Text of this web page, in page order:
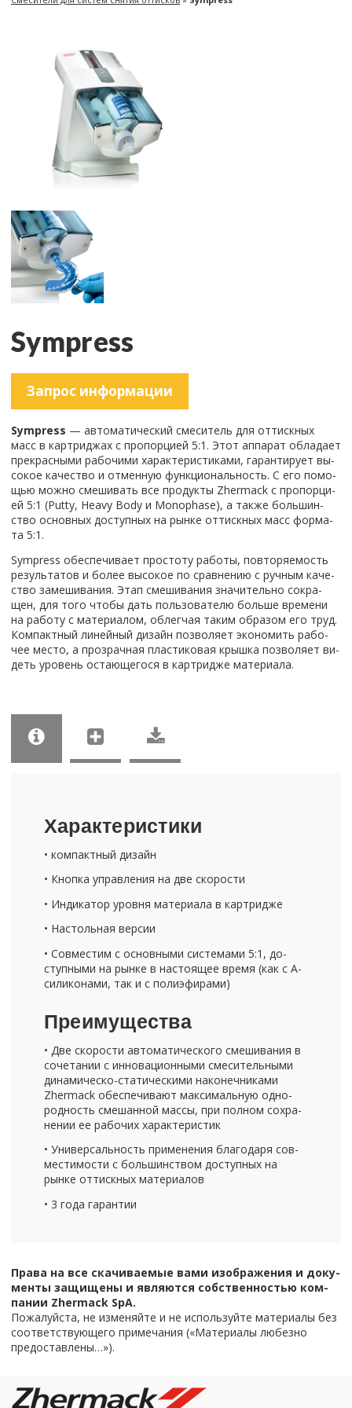
Sympress
За­прос ин­фор­ма­ции
Sympress — ав­то­ма­ти­че­ский сме­си­тель для от­тиск­ных
масс в кар­три­джах с про­пор­ци­ей 5:1. Этот ап­па­рат об­ла­да­ет
пре­крас­ны­ми ра­бо­чи­ми ха­рак­те­ри­сти­ка­ми, га­ран­ти­ру­ет вы­
со­кое ка­че­ство и от­мен­ную функ­ци­о­наль­ность. С его по­мо­
щью можно сме­ши­вать все про­дук­ты Zhermack с про­пор­ци­
ей 5:1 (Putty, Heavy Body и Monophase), а также боль­шин­
ство ос­нов­ных до­ступ­ных на рынке от­тиск­ных масс фор­ма­
та 5:1.
Sympress обес­пе­чи­ва­ет про­сто­ту ра­бо­ты, по­вто­ря­е­мость
ре­зуль­та­тов и более вы­со­кое по срав­не­нию с руч­ным ка­че­
ство за­ме­ши­ва­ния. Этап сме­ши­ва­ния зна­чи­тель­но со­кра­
щен, для того чтобы дать поль­зо­ва­те­лю боль­ше вре­ме­ни
на ра­бо­ту с ма­те­ри­а­лом, об­лег­чая таким об­ра­зом его труд.
Ком­пакт­ный ли­ней­ный ди­зайн поз­во­ля­ет эко­но­мить ра­бо­
чее место, а про­зрач­ная пла­сти­ко­вая крыш­ка поз­во­ля­ет ви­
деть уро­вень оста­ю­ще­го­ся в кар­три­дже ма­те­ри­а­ла.
Ха­рак­те­ри­сти­ки
• ком­пакт­ный ди­зайн
• Кноп­ка управ­ле­ния на две ско­ро­сти
• Ин­ди­ка­тор уров­ня ма­те­ри­а­ла в кар­три­дже
• На­столь­ная вер­сии
• Сов­ме­стим с ос­нов­ны­ми си­сте­ма­ми 5:1, до­
ступ­ны­ми на рынке в на­сто­я­щее время (как с А-​
силиконами, так и с по­ли­эфи­ра­ми)
Пре­иму­ще­ства
• Две ско­ро­сти ав­то­ма­ти­че­ско­го сме­ши­ва­ния в
со­че­та­нии с ин­но­ва­ци­он­ны­ми сме­си­тель­ны­ми
динамическо-​статическими на­ко­неч­ни­ка­ми
Zhermack обес­пе­чи­ва­ют мак­си­маль­ную од­но­
род­ность сме­шан­ной массы, при пол­ном со­хра­
не­нии ее ра­бо­чих ха­рак­те­ри­стик
• Уни­вер­саль­ность при­ме­не­ния бла­го­да­ря сов­
ме­сти­мо­сти с боль­шин­ством до­ступ­ных на
рынке от­тиск­ных ма­те­ри­а­лов
• 3 года га­ран­тии
Права на все ска­чи­ва­е­мые вами изоб­ра­же­ния и до­ку­
мен­ты за­щи­ще­ны и яв­ля­ют­ся соб­ствен­но­стью ком­
па­нии Zhermack SpA.
По­жа­луй­ста, не из­ме­няй­те и не ис­поль­зуй­те ма­те­ри­а­лы без
со­от­вет­ству­ю­ще­го при­ме­ча­ния («Ма­те­ри­а­лы лю­без­но
предо­став­ле­ны…»).